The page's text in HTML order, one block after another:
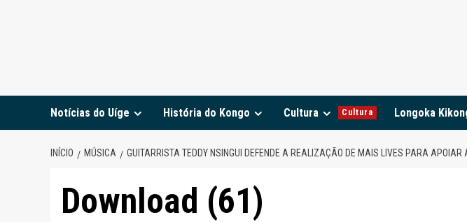
Notícias do Uíge História do Kongo Cultura Cultura Longoka
INÍCIO MÚSICA GUITARRISTA TEDDY NSINGUI DEFENDE A REALIZAÇÃO DE MAIS LIVES PARA APOIAR
Download (61)